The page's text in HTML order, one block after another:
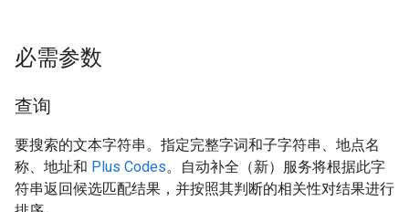
必需参数
查询
要搜索的文本字符串。指定完整字词和子字符串、地点名
称、地址和 Plus Codes。自动补全（新）服务将根据此字
符串返回候选匹配结果，并按照其判断的相关性对结果进行